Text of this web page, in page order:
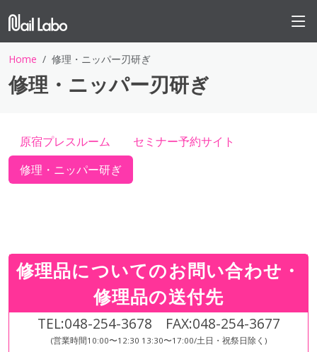
Home 修理・ニッパー刃研ぎ
修理・ニッパー刃研ぎ
原宿プレスルーム
セミナー予約サイト
修理・ニッパー研ぎ
修理品についてのお問い合わせ・
修理品の送付先
TEL:048-254-3678 FAX:048-254-3677
(営業時間10:00〜12:30 13:30〜17:00/土日・祝祭日除く)